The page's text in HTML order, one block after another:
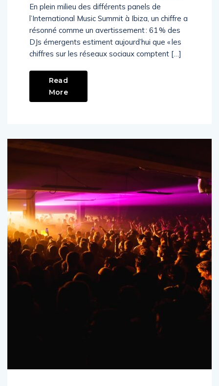
En plein milieu des différents panels de
l’International Music Summit à Ibiza, un chiffre a
résonné comme un avertissement : 61 % des
DJs émergents estiment aujourd’hui que « les
chiffres sur les réseaux sociaux comptent […]
Read
More